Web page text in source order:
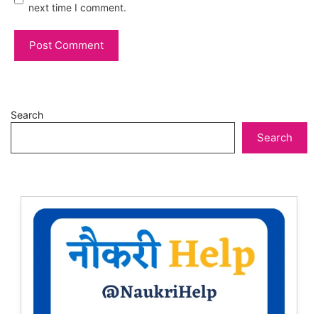
next time I comment.
Search
Search